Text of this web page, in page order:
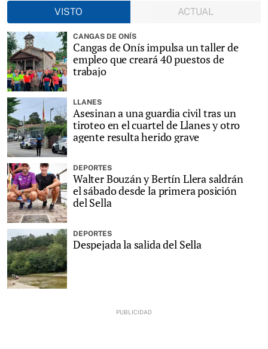
VISTO
ACTUAL
CANGAS DE ONÍS
Cangas de Onís impulsa un taller de
empleo que creará 40 puestos de
trabajo
LLANES
Asesinan a una guardia civil tras un
tiroteo en el cuartel de Llanes y otro
agente resulta herido grave
DEPORTES
Walter Bouzán y Bertín Llera saldrán
el sábado desde la primera posición
del Sella
DEPORTES
Despejada la salida del Sella